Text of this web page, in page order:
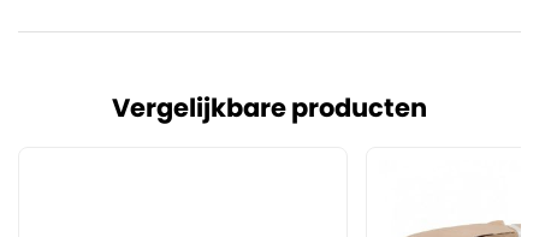
Vergelijkbare producten